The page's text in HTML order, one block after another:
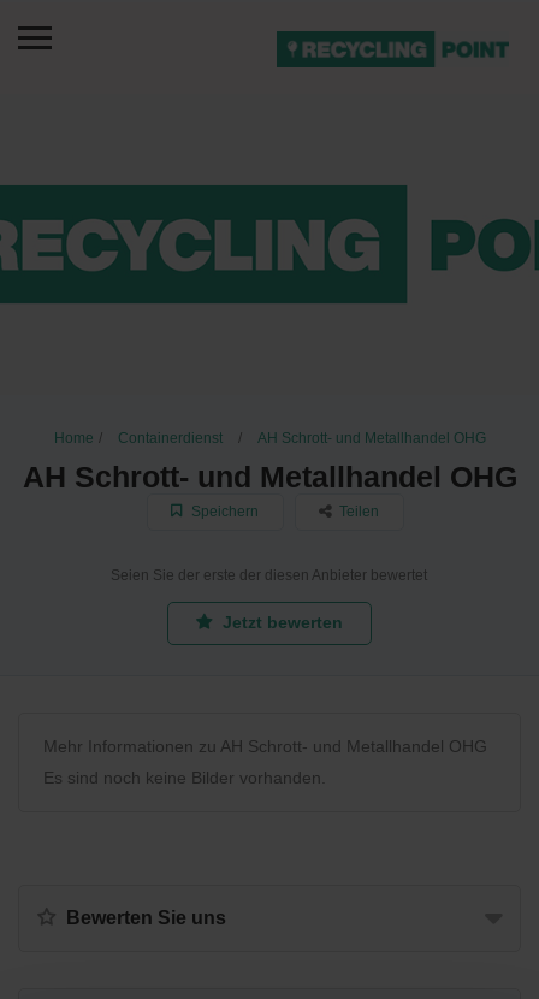
Home Containerdienst AH Schrott- und Metallhandel OHG
AH Schrott- und Metallhandel OHG
Speichern Teilen
Seien Sie der erste der diesen Anbieter bewertet
Jetzt bewerten
Mehr Informationen zu AH Schrott- und Metallhandel OHG
Es sind noch keine Bilder vorhanden.
Bewerten Sie uns